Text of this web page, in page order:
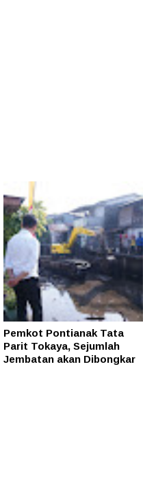
Pemkot Pontianak Tata
Parit Tokaya, Sejumlah
Jembatan akan Dibongkar